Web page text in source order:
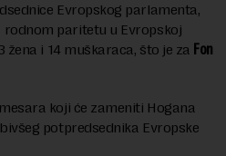
Evropskog parlamenta,
rodnom paritetu u Evropskoj
žena i 14 muškaraca, što je za Fon
koji će zameniti Hogana
potpredsednika Evropske